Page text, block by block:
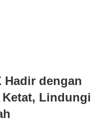
Hadir dengan
Ketat, Lindungi